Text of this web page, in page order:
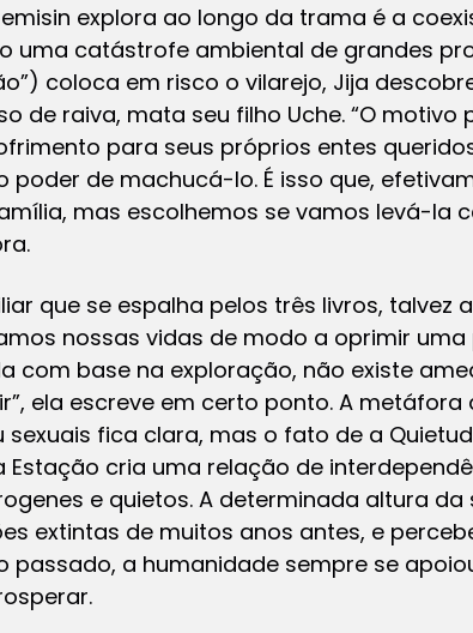
explora ao longo da trama é a
uma catástrofe ambiental de grandes
coloca em risco o vilarejo, Jija
de raiva, mata seu filho Uche. “O
para seus próprios entes
poder de machucá-lo. É isso que,
mas escolhemos se vamos levá-la
que se espalha pelos três livros, talvez
nossas vidas de modo a oprimir
com base na exploração, não existe
ela escreve em certo ponto. A
sexuais fica clara, mas o fato de a
Estação cria uma relação de
e quietos. A determinada altura
extintas de muitos anos antes, e
passado, a humanidade sempre se